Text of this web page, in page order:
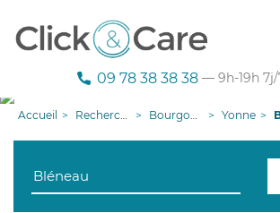
09 78 38 38 38 — 9h-19h 7j/
Accueil Recherche aide à domicile Bourgogne-Franche-Comté Yonne